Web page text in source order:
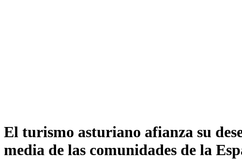
El turismo asturiano afianza su
media de las comunidades de la